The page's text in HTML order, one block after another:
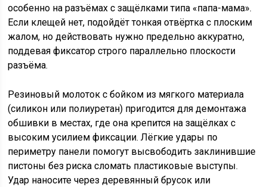
особенно на разъёмах с защёлками типа «папа-мама».
Если клещей нет, подойдёт тонкая отвёртка с плоским
жалом, но действовать нужно предельно аккуратно,
поддевая фиксатор строго параллельно плоскости
разъёма.
Резиновый молоток с бойком из мягкого материала
(силикон или полиуретан) пригодится для демонтажа
обшивки в местах, где она крепится на защёлках с
высоким усилием фиксации. Лёгкие удары по
периметру панели помогут высвободить заклинившие
пистоны без риска сломать пластиковые выступы.
Удар наносите через деревянный брусок или